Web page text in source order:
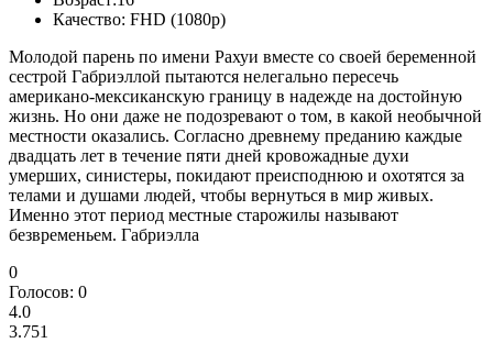
Качество: FHD (1080p)
Молодой парень по имени Рахуи вместе со своей беременной
сестрой Габриэллой пытаются нелегально пересечь
американо-мексиканскую границу в надежде на достойную
жизнь. Но они даже не подозревают о том, в какой необычной
местности оказались. Согласно древнему преданию каждые
двадцать лет в течение пяти дней кровожадные духи
умерших, синистеры, покидают преисподнюю и охотятся за
телами и душами людей, чтобы вернуться в мир живых.
Именно этот период местные старожилы называют
безвременьем. Габриэлла
0
Голосов: 0
4.0
3.751